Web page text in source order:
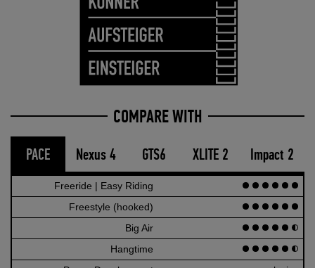
COMPARE WITH
PACE Nexus 4 GTS6 XLITE 2 Impact 2
Freeride | Easy Riding
Freestyle (hooked)
Big Air
Hangtime